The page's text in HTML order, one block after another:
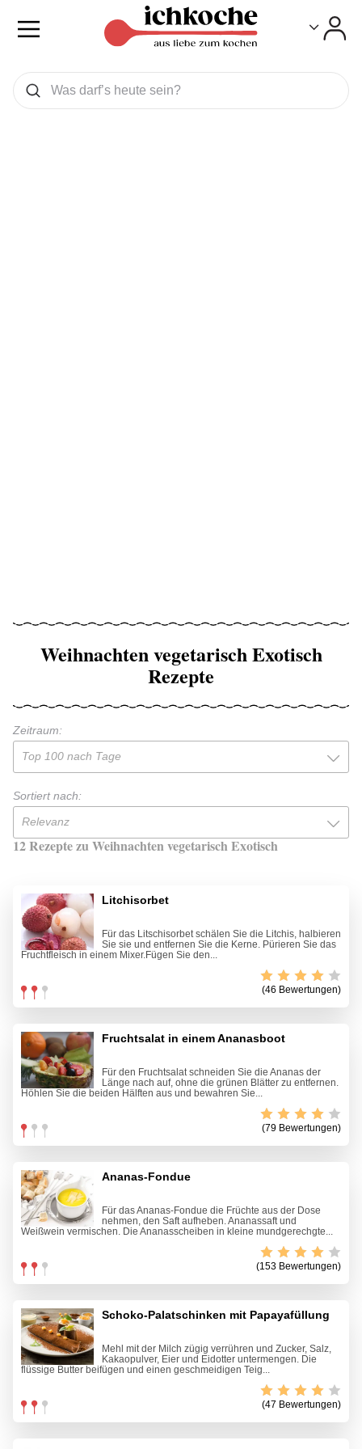
Was wollen Sie suchen
Suchen
Weihnachten vegetarisch Exotisch
Rezepte
Zeitraum:
Top 100 nach Tage
Sortiert nach:
Relevanz
12 Rezepte zu Weihnachten vegetarisch Exotisch
Litchisorbet
Für das Litschisorbet schälen Sie die Litchis, halbieren
Sie sie und entfernen Sie die Kerne. Pürieren Sie das
Fruchtfleisch in einem Mixer.Fügen Sie den...
(46 Bewertungen)
Fruchtsalat in einem Ananasboot
Für den Fruchtsalat schneiden Sie die Ananas der
Länge nach auf, ohne die grünen Blätter zu entfernen.
Höhlen Sie die beiden Hälften aus und bewahren Sie...
(79 Bewertungen)
Ananas-Fondue
Für das Ananas-Fondue die Früchte aus der Dose
nehmen, den Saft aufheben. Ananassaft und
Weißwein vermischen. Die Ananasscheiben in kleine mundgerechgte...
(153 Bewertungen)
Schoko-Palatschinken mit Papayafüllung
Mehl mit der Milch zügig verrühren und Zucker, Salz,
Kakaopulver, Eier und Eidotter untermengen. Die
flüssige Butter beifügen und einen geschmeidigen Teig...
(47 Bewertungen)